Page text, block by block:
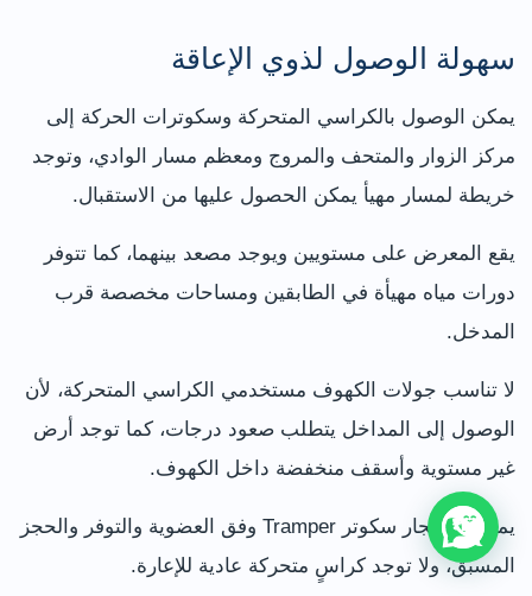
سهولة الوصول لذوي الإعاقة
يمكن الوصول بالكراسي المتحركة وسكوترات الحركة إلى
مركز الزوار والمتحف والمروج ومعظم مسار الوادي، وتوجد
خريطة لمسار مهيأ يمكن الحصول عليها من الاستقبال.
يقع المعرض على مستويين ويوجد مصعد بينهما، كما تتوفر
دورات مياه مهيأة في الطابقين ومساحات مخصصة قرب
المدخل.
لا تناسب جولات الكهوف مستخدمي الكراسي المتحركة، لأن
الوصول إلى المداخل يتطلب صعود درجات، كما توجد أرض
غير مستوية وأسقف منخفضة داخل الكهوف.
يمكن استئجار سكوتر Tramper وفق العضوية والتوفر والحجز
المسبق، ولا توجد كراسٍ متحركة عادية للإعارة.